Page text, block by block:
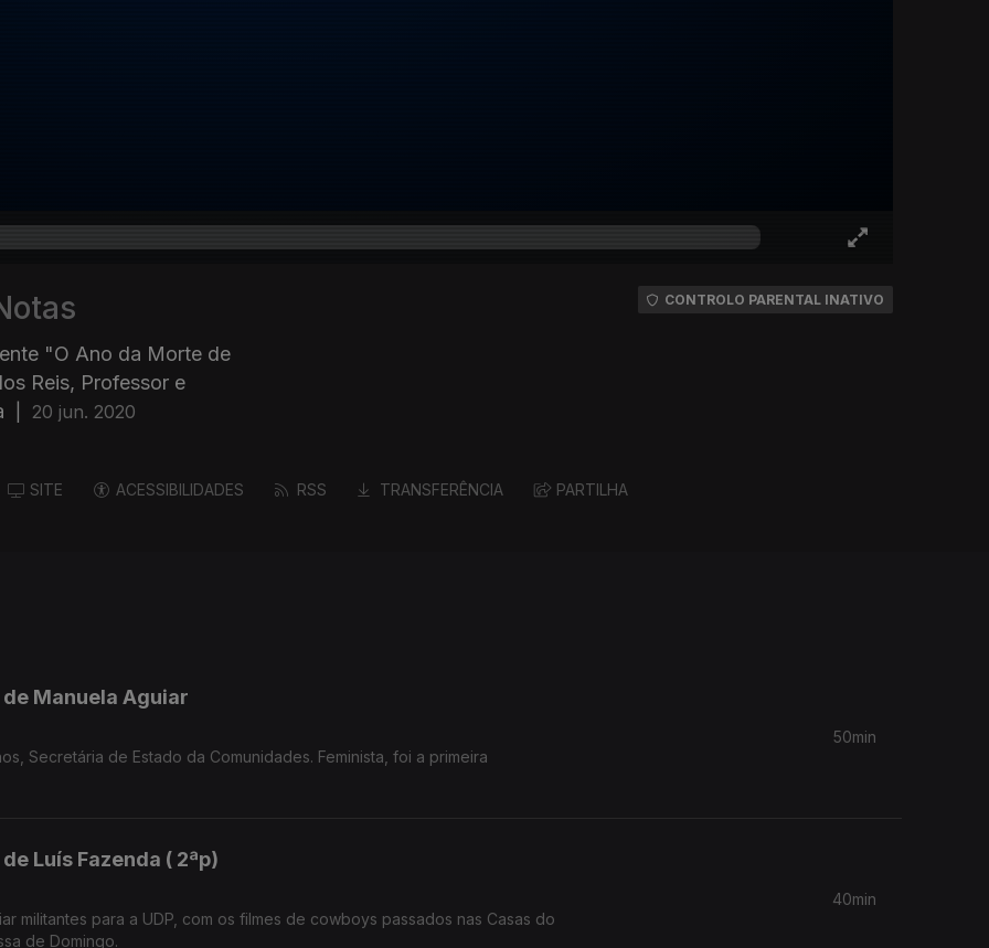
"O Ano da Morte de
Reis, Professor e
20 jun. 2020
CONTROLO PARENTAL INATIVO
SITE ACESSIBILIDADES RSS TRANSFERÊNCIA PARTILHA
Manuela Aguiar
Secretária de Estado da Comunidades. Feminista, foi a primeira
50min
Luís Fazenda ( 2ªp)
militantes para a UDP, com os filmes de cowboys passados nas Casas do
de Domingo.
40min